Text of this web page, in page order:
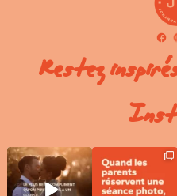
Restez